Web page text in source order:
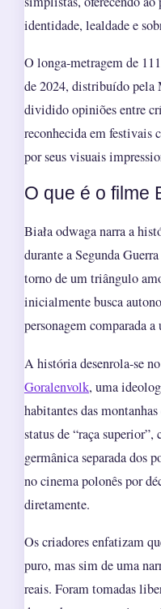
identidade, lealdade e
O longa-metragem de
de 2024, distribuído pela
dividido opiniões entre
reconhecida em festivais
por seus visuais
O que é o filme
Biała odwaga narra a
durante a Segunda
torno de um triângulo
inicialmente busca
personagem comparada
A história desenrola-se
Goralenvolk, uma
habitantes das
status de “raça
germânica separada dos
no cinema polonês por
diretamente.
Os criadores enfatizam
puro, mas sim de uma
reais. Foram tomadas